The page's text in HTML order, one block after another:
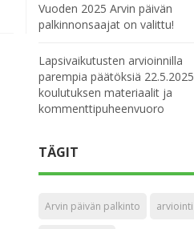
Vuoden 2025 Arvin päivän
palkinnonsaajat on valittu!
Lapsivaikutusten arvioinnilla
parempia päätöksiä 22.5.2025
koulutuksen materiaalit ja
kommenttipuheenvuoro
TÄGIT
Arvin päivän palkinto arviointi